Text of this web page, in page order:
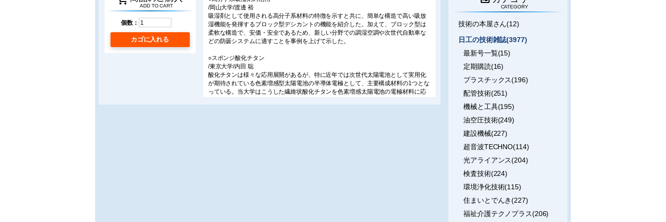
ADD TO CART
個数：
カゴに入れる
/岡山大学/渡邊 裕
吸湿剤として使用される高分子系材料の特徴を示すと共に、簡単な構造で高い吸放
湿機能を発揮するブロック型デシカントの機能を紹介した。加えて、ブロック型は
柔軟な構造で、安価・安全であるため、新しい分野での調湿空調や次世代自動車な
どの防曇システムに適すことを事例を上げて示した。
○スポンジ酸化チタン
/東京大学/内田 聡
酸化チタンは様々な応用展開があるが、特に近年では次世代太陽電池として実用化
が期待されている色素増感型太陽電池の半導体電極として、主要構成材料の1つとな
っている。当大学はこうした繊維状酸化チタンを色素増感太陽電池の電極材料に応
CATEGORY
技術の本屋さん(12)
日工の技術雑誌(3977)
最新号一覧(15)
定期購読(16)
プラスチックス(196)
配管技術(251)
機械と工具(195)
油空圧技術(249)
建設機械(227)
超音波TECHNO(114)
光アライアンス(204)
検査技術(224)
環境浄化技術(115)
住まいとでんき(227)
福祉介護テクノプラス(206)